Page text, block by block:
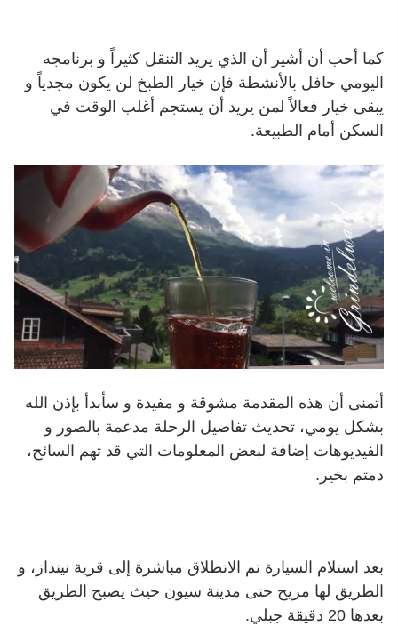
كما أحب أن أشير أن الذي يريد التنقل كثيراً و برنامجه
اليومي حافل بالأنشطة فإن خيار الطبخ لن يكون مجدياً و
يبقى خيار فعالاً لمن يريد أن يستجم أغلب الوقت في
السكن أمام الطبيعة.
أتمنى أن هذه المقدمة مشوقة و مفيدة و سأبدأ بإذن الله
بشكل يومي، تحديث تفاصيل الرحلة مدعمة بالصور و
الفيديوهات إضافة لبعض المعلومات التي قد تهم السائح،
دمتم بخير.
بعد استلام السيارة تم الانطلاق مباشرة إلى قرية نينداز، و
الطريق لها مريح حتى مدينة سيون حيث يصبح الطريق
بعدها 20 دقيقة جبلي.